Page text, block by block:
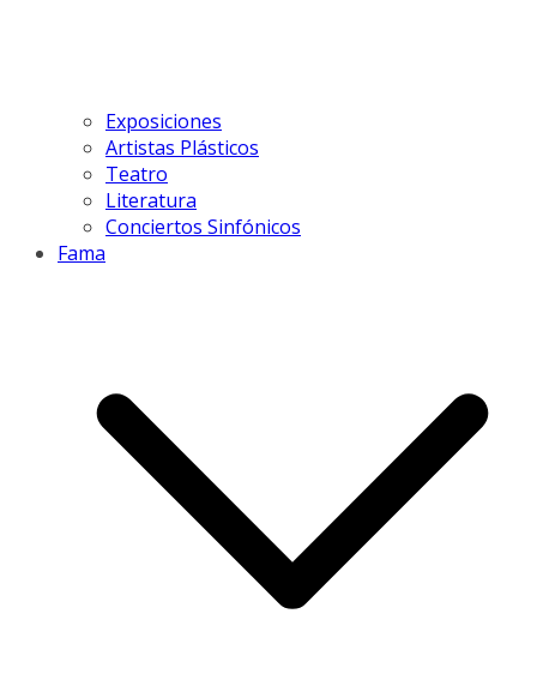
Exposiciones
Artistas Plásticos
Teatro
Literatura
Conciertos Sinfónicos
Fama